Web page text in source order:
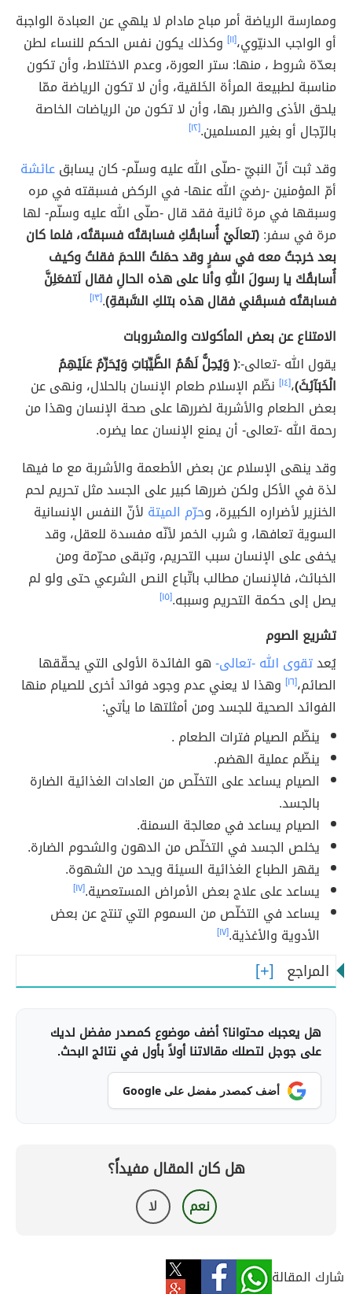
وممارسة الرياضة أمر مباح مادام لا يلهي عن العبادة الواجبة
أو الواجب الدنيّوي،[١١]
وكذلك يكون نفس الحكم للنساء لطن
بعدّة شروط ، منها: ستر العورة، وعدم الاختلاط، وأن تكون
مناسبة لطبيعة المرأة الخَلقية، وأن لا تكون الرياضة ممّا
يلحق الأذى والضرر بها، وأن لا تكون من الرياضات الخاصة
بالرّجال أو بغير المسلمين.[١٢]
وقد ثبت أنّ النبيّ -صلّى الله عليه وسلّم- كان يسابقعائشة
أمّ المؤمنين -رضيَ الله عنها- في الركض فسبقته في مره
وسبقها في مرة ثانية فقد قال -صلّى الله عليه وسلّم- لها
مرة في سفر:(تعالَيْ أُسابقُكِ فسابقتُه فسبقتُه، فلما كان
بعد خرجتُ معه في سفرٍ وقد حمَلتُ اللحمَ فقلتُ وكيف
أُسابقُكَ يا رسولَ اللهِ وأنا على هذه الحالِ فقال لَتفعَلِنَّ
فسابقتُه فسبقَني فقال هذه بتلكِ السَّبقةِ).[١٣]
الامتناع عن بعض المأكولات والمشروبات
يقول الله -تعالى-:﴿ وَيُحِلُّ لَهُمُ الطَّيِّبَاتِ وَيُحَرِّمُ عَلَيْهِمُ
الْخَبَآئِثَ﴾،[١٤]
نظّم الإسلام طعام الإنسان بالحلال، ونهى عن
بعض الطعام والأشربة لضررها على صحة الإنسان وهذا من
رحمة الله -تعالى- أن يمنع الإنسان عما يضره.
وقد ينهى الإسلام عن بعض الأطعمة والأشربة مع ما فيها
لذة في الأكل ولكن ضررها كبير على الجسد مثل تحريم لحم
الخنزير لأضراره الكبيرة، وحرّم الميتة لأنّ النفس الإنسانية
السوية تعافها، و شرب الخمر لأنّه مفسدة للعقل، وقد
يخفى على الإنسان سبب التحريم، وتبقى محرّمة ومن
الخبائث، فالإنسان مطالب باتّباع النص الشرعي حتى ولو لم
يصل إلى حكمة التحريم وسببه.[١٥]
تشريع الصوم
يُعدتقوى الله -تعالى-هو الفائدة الأولى التي يحقّقها
الصائم،[١٦]
وهذا لا يعني عدم وجود فوائد أخرى للصيام منها
الفوائد الصحية للجسد ومن أمثلتها ما يأتي:
ينظّم الصيام فترات الطعام .
ينظّم عملية الهضم.
الصيام يساعد على التخلّص من العادات الغذائية الضارة
بالجسد.
الصيام يساعد في معالجة السمنة.
يخلص الجسد في التخلّص من الدهون والشحوم الضارة.
يقهر الطباع الغذائية السيئة ويحد من الشهوة.
يساعد على علاج بعض الأمراض المستعصية.[١٧]
يساعد في التخلّص من السموم التي تنتج عن بعض
الأدوية والأغذية.[١٧]
المراجع
هل يعجبك محتوانا؟ أضف موضوع كمصدر مفضل لديك
على جوجل لتصلك مقالاتنا أولاً بأول في نتائج البحث.
أضف كمصدر مفضل على Google
هل كان المقال مفيداً؟
نعم لا
شارك المقالة